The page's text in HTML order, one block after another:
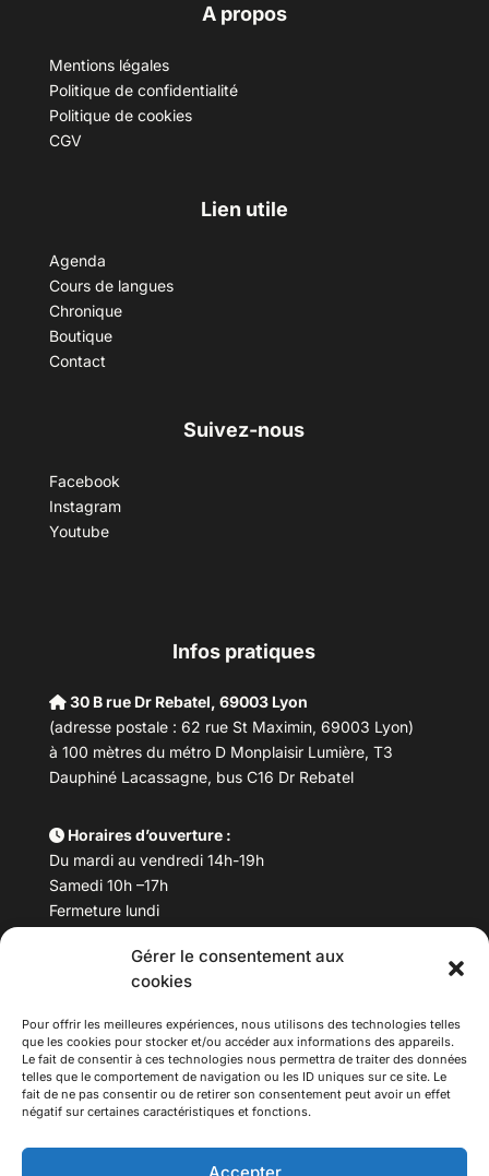
Gérer le consentement aux
cookies
Pour offrir les meilleures expériences, nous utilisons des technologies telles
que les cookies pour stocker et/ou accéder aux informations des appareils.
Le fait de consentir à ces technologies nous permettra de traiter des données
telles que le comportement de navigation ou les ID uniques sur ce site. Le
fait de ne pas consentir ou de retirer son consentement peut avoir un effet
négatif sur certaines caractéristiques et fonctions.
Accepter
A propos
Mentions légales
Politique de confidentialité
Politique de cookies
CGV
Lien utile
Agenda
Cours de langues
Chronique
Boutique
Contact
Suivez-nous
Facebook
Instagram
Youtube
Infos pratiques
30 B rue Dr Rebatel, 69003 Lyon
(adresse postale : 62 rue St Maximin, 69003 Lyon)
à 100 mètres du métro D Monplaisir Lumière, T3
Dauphiné Lacassagne, bus C16 Dr Rebatel
Horaires d’ouverture :
Du mardi au vendredi 14h-19h
Samedi 10h –17h
Fermeture lundi
Téléphone : 04 78 53 06 40
maisondesculturesasiatiques@asiexpo.com